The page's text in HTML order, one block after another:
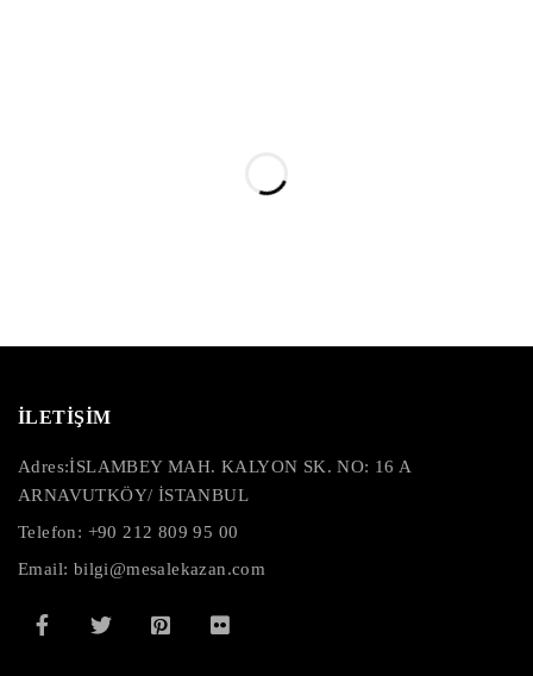
İLETİŞİM
Adres:İSLAMBEY MAH. KALYON SK. NO: 16 A
ARNAVUTKÖY/ İSTANBUL
Telefon: +90 212 809 95 00
Email: bilgi@mesalekazan.com